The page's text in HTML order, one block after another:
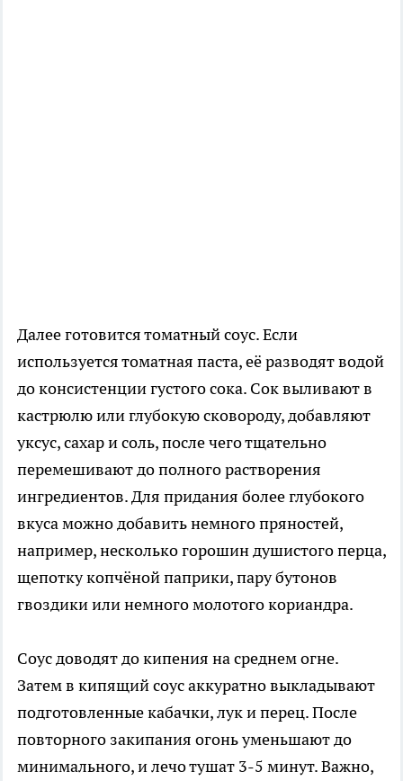
Далее готовится томатный соус. Если
используется томатная паста, её разводят водой
до консистенции густого сока. Сок выливают в
кастрюлю или глубокую сковороду, добавляют
уксус, сахар и соль, после чего тщательно
перемешивают до полного растворения
ингредиентов. Для придания более глубокого
вкуса можно добавить немного пряностей,
например, несколько горошин душистого перца,
щепотку копчёной паприки, пару бутонов
гвоздики или немного молотого кориандра.
Соус доводят до кипения на среднем огне.
Затем в кипящий соус аккуратно выкладывают
подготовленные кабачки, лук и перец. После
повторного закипания огонь уменьшают до
минимального, и лечо тушат 3-5 минут. Важно,